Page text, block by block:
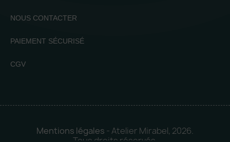
NOUS CONTACTER
PAIEMENT SÉCURISÉ
CGV
Mentions légales - Atelier Mirabel, 2026.